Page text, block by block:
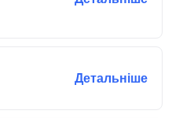
Детальніше